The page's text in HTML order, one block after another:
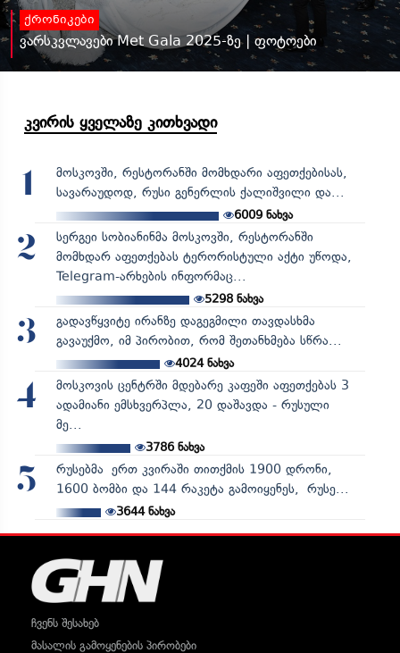
ქრონიკები
ვარსკვლავები Met Gala 2025-ზე | ფოტოები
კვირის ყველაზე კითხვადი
1
მოსკოვში, რესტორანში მომხდარი აფეთქებისას,
სავარაუდოდ, რუსი გენერლის ქალიშვილი და...
6009 ნახვა
2
სერგეი სობიანინმა მოსკოვში, რესტორანში
მომხდარ აფეთქებას ტერორისტული აქტი უწოდა,
Telegram-არხების ინფორმაც...
5298ნახვა
3
გადავწყვიტე ირანზე დაგეგმილი თავდასხმა
გავაუქმო, იმ პირობით, რომ შეთანხმება სწრა...
4024ნახვა
4
მოსკოვის ცენტრში მდებარე კაფეში აფეთქებას 3
ადამიანი ემსხვერპლა, 20 დაშავდა - რუსული
მე...
3786ნახვა
5
რუსებმა ერთ კვირაში თითქმის 1900 დრონი,
1600 ბომბი და 144 რაკეტა გამოიყენეს, რუსე...
3644ნახვა
ჩვენს შესახებ
მასალის გამოყენების პირობები